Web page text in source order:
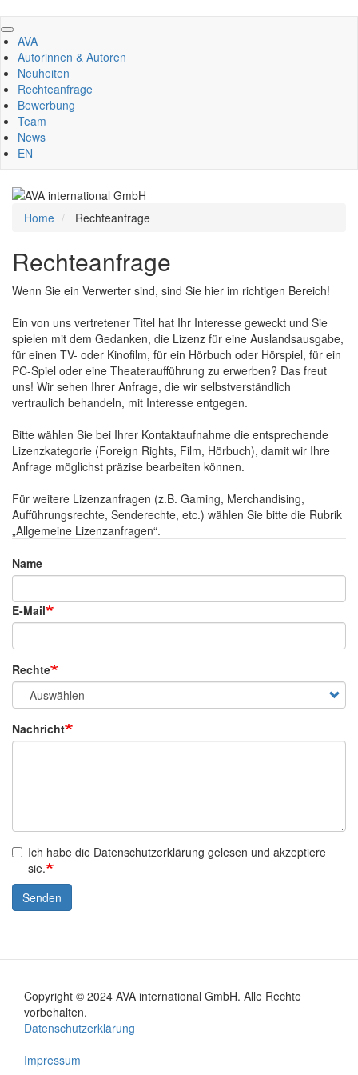
Direkt
zum
Inhalt
AVA
Autorinnen & Autoren
Neuheiten
Rechteanfrage
Bewerbung
Team
News
EN
Home Rechteanfrage
Rechteanfrage
Wenn Sie ein Verwerter sind, sind Sie hier im richtigen Bereich!
Ein von uns vertretener Titel hat Ihr Interesse geweckt und Sie
spielen mit dem Gedanken, die Lizenz für eine Auslandsausgabe,
für einen TV- oder Kinofilm, für ein Hörbuch oder Hörspiel, für ein
PC-Spiel oder eine Theateraufführung zu erwerben? Das freut
uns! Wir sehen Ihrer Anfrage, die wir selbstverständlich
vertraulich behandeln, mit Interesse entgegen.
Bitte wählen Sie bei Ihrer Kontaktaufnahme die entsprechende
Lizenzkategorie (Foreign Rights, Film, Hörbuch), damit wir Ihre
Anfrage möglichst präzise bearbeiten können.
Für weitere Lizenzanfragen (z.B. Gaming, Merchandising,
Aufführungsrechte, Senderechte, etc.) wählen Sie bitte die Rubrik
„Allgemeine Lizenzanfragen“.
Name
E-Mail
Rechte
Nachricht
Ich habe die Datenschutzerklärung gelesen und akzeptiere
sie.
Senden
Copyright © 2024 AVA international GmbH. Alle Rechte
vorbehalten.
Footer
menu
Datenschutzerklärung
Impressum